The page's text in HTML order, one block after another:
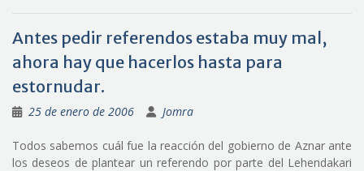
Antes pedir referendos estaba muy mal,
ahora hay que hacerlos hasta para
estornudar.
25 de enero de 2006 Jomra
Todos sabemos cuál fue la reacción del gobierno de Aznar ante
los deseos de plantear un referendo por parte del Lehendakari